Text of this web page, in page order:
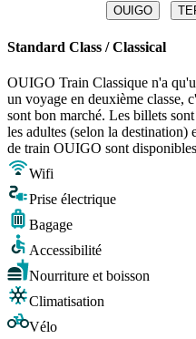
OUIGO
Standard Class / Classical
OUIGO Train Classique n'a
un voyage en deuxième classe,
sont bon marché. Les billets
les adultes (selon la destination)
de train OUIGO sont
Wifi
Prise électrique
Bagage
Accessibilité
Nourriture et boisson
Climatisation
Vélo